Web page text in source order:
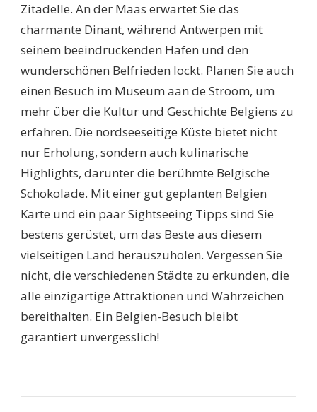
Zitadelle. An der Maas erwartet Sie das
charmante Dinant, während Antwerpen mit
seinem beeindruckenden Hafen und den
wunderschönen Belfrieden lockt. Planen Sie auch
einen Besuch im Museum aan de Stroom, um
mehr über die Kultur und Geschichte Belgiens zu
erfahren. Die nordseeseitige Küste bietet nicht
nur Erholung, sondern auch kulinarische
Highlights, darunter die berühmte Belgische
Schokolade. Mit einer gut geplanten Belgien
Karte und ein paar Sightseeing Tipps sind Sie
bestens gerüstet, um das Beste aus diesem
vielseitigen Land herauszuholen. Vergessen Sie
nicht, die verschiedenen Städte zu erkunden, die
alle einzigartige Attraktionen und Wahrzeichen
bereithalten. Ein Belgien-Besuch bleibt
garantiert unvergesslich!